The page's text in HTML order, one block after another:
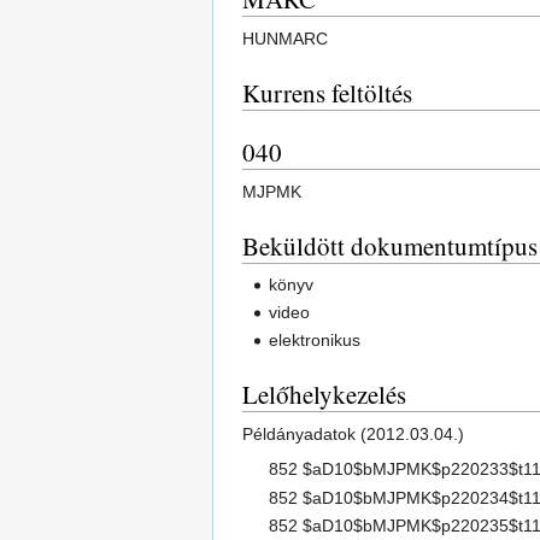
HUNMARC
Kurrens feltöltés
040
MJPMK
Beküldött dokumentumtípus
könyv
video
elektronikus
Lelőhelykezelés
Példányadatok (2012.03.04.)
852
852
852